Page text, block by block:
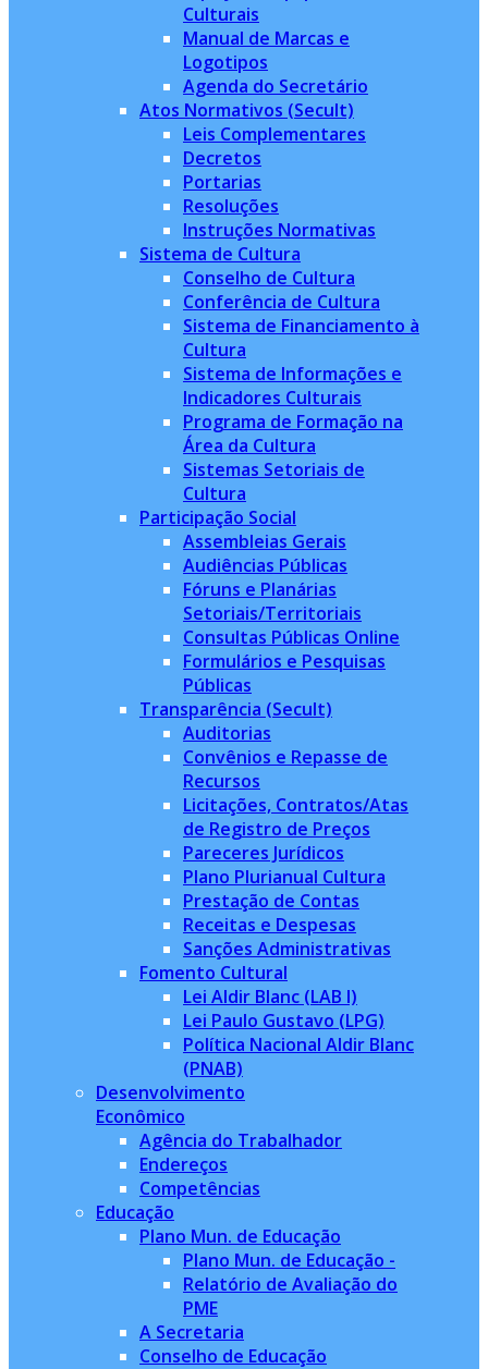
Culturais
Manual de Marcas e
Logotipos
Agenda do Secretário
Atos Normativos (Secult)
Leis Complementares
Decretos
Portarias
Resoluções
Instruções Normativas
Sistema de Cultura
Conselho de Cultura
Conferência de Cultura
Sistema de Financiamento à
Cultura
Sistema de Informações e
Indicadores Culturais
Programa de Formação na
Área da Cultura
Sistemas Setoriais de
Cultura
Participação Social
Assembleias Gerais
Audiências Públicas
Fóruns e Planárias
Setoriais/Territoriais
Consultas Públicas Online
Formulários e Pesquisas
Públicas
Transparência (Secult)
Auditorias
Convênios e Repasse de
Recursos
Licitações, Contratos/Atas
de Registro de Preços
Pareceres Jurídicos
Plano Plurianual Cultura
Prestação de Contas
Receitas e Despesas
Sanções Administrativas
Fomento Cultural
Lei Aldir Blanc (LAB I)
Lei Paulo Gustavo (LPG)
Política Nacional Aldir Blanc
(PNAB)
Desenvolvimento
Econômico
Agência do Trabalhador
Endereços
Competências
Educação
Plano Mun. de Educação
Plano Mun. de Educação -
Relatório de Avaliação do
PME
A Secretaria
Conselho de Educação